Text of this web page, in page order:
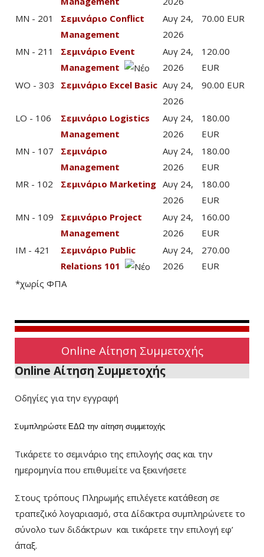
MN - 201
Σεμινάριο Conflict
Management
Αυγ 24,
2026
70.00 EUR
MN - 211
Σεμινάριο Event
Management
Αυγ 24,
2026
120.00
EUR
WO - 303
Σεμινάριο Excel Basic Αυγ 24,
2026
90.00 EUR
LO - 106
Σεμινάριο Logistics
Management
Αυγ 24,
2026
180.00
EUR
MN - 107
Σεμινάριο
Management
Αυγ 24,
2026
180.00
EUR
MR - 102
Σεμινάριο Marketing Αυγ 24,
2026
180.00
EUR
MN - 109
Σεμινάριο Project
Management
Αυγ 24,
2026
160.00
EUR
IM - 421
Σεμινάριο Public
Relations 101
Αυγ 24,
2026
270.00
EUR
*χωρίς ΦΠΑ
Online Αίτηση Συμμετοχής
Online Αίτηση Συμμετοχής
Οδηγίες για την εγγραφή
Συμπληρώστε ΕΔΩ την αίτηση συμμετοχής
Τικάρετε το σεμινάριο της επιλογής σας και την
ημερομηνία που επιθυμείτε να ξεκινήσετε
Στους τρόπους Πληρωμής επιλέγετε κατάθεση σε
τραπεζικό λογαριασμό, στα Δίδακτρα συμπληρώνετε το
σύνολο των διδάκτρων και τικάρετε την επιλογή εφ’
άπαξ.